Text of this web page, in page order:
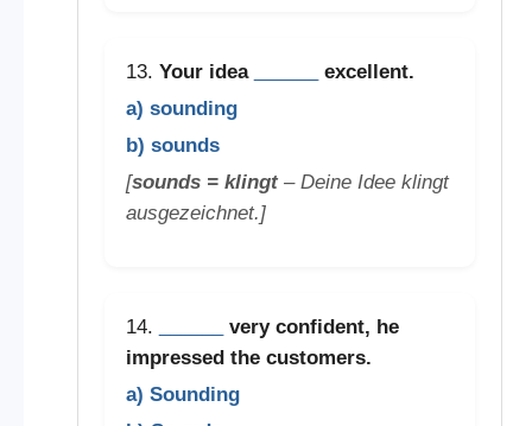
13. Your idea
excellent.
a) sounding
b) sounds
[sounds = klingt– Deine Idee klingt
ausgezeichnet.]
14.
very confident, he
impressed the customers.
a) Sounding